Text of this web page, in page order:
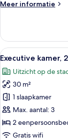
Meer informatie
Meer
Deluxe
Bosphorus
View
Alle
foto's
voor
Executive
kamer,
2
laden
11
Executive kamer,
Uitzicht op de
30 m²
1 slaapkamer
Max. aantal: 3
2
Gratis wifi